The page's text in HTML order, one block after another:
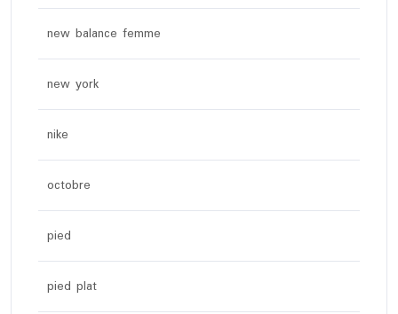
new balance femme
new york
nike
octobre
pied
pied plat